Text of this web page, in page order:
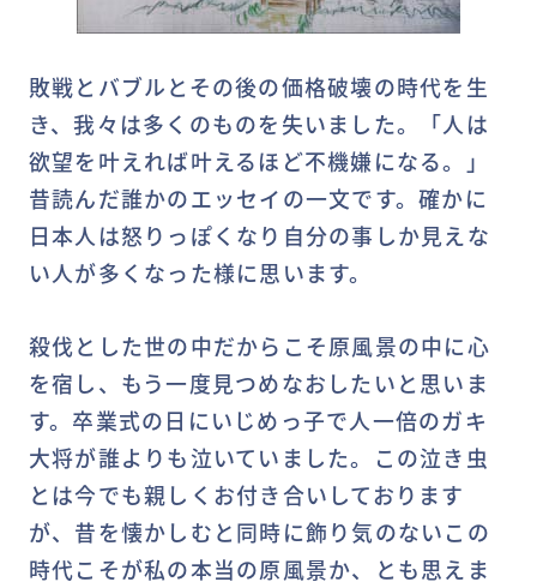
敗戦とバブルとその後の価格破壊の時代を生
き、我々は多くのものを失いました。「人は
欲望を叶えれば叶えるほど不機嫌になる。」
昔読んだ誰かのエッセイの一文です。確かに
日本人は怒りっぽくなり自分の事しか見えな
い人が多くなった様に思います。
殺伐とした世の中だからこそ原風景の中に心
を宿し、もう一度見つめなおしたいと思いま
す。卒業式の日にいじめっ子で人一倍のガキ
大将が誰よりも泣いていました。この泣き虫
とは今でも親しくお付き合いしております
が、昔を懐かしむと同時に飾り気のないこの
時代こそが私の本当の原風景か、とも思えま